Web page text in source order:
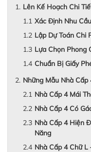
Lên Kế Hoạch Chi
Xác Định Nhu
Lập Dự Toán Chi
Lựa Chọn Phong
Chuẩn Bị Giấy
Những Mẫu Nhà
Nhà Cấp 4 Mái
Nhà Cấp 4 Có
Nhà Cấp 4 Hiện
Năng
Nhà Cấp 4 Chữ L